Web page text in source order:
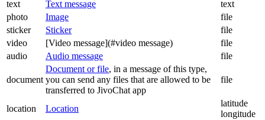
text
Text message
text
photo
Image
file
sticker
Sticker
file
video
[Video message](#video message)
file
audio
Audio message file
document
Document or file, in a message of this type,
you can send any files that are allowed to be
transferred to JivoChat app
file
location Location
latitude
longitude